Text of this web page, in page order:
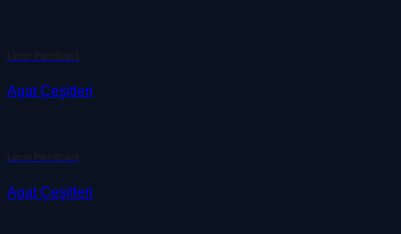
Lemn Pietrificat3
Agat Çeşitleri
Agat Çeşitleri